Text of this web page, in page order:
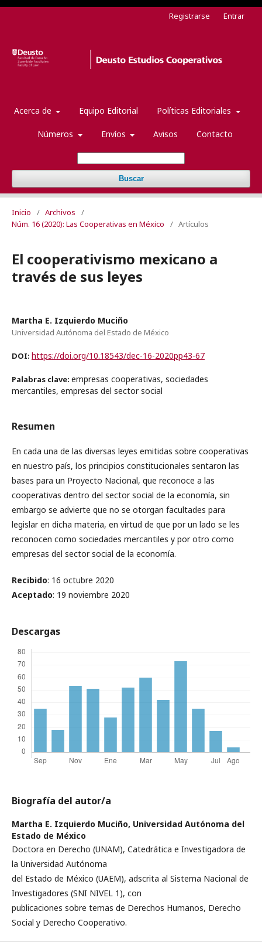
Acerca de Equipo Editorial Políticas Editoriales
Números Envíos Avisos Contacto
Buscar
Registrarse Entrar
Inicio / Archivos
/
Núm. 16 (2020): Las Cooperativas en México
/ Artículos
El cooperativismo mexicano a
través de sus leyes
Martha E. Izquierdo Muciño
Universidad Autónoma del Estado de México
DOI: https://doi.org/10.18543/dec-16-2020pp43-67
Palabras clave: empresas cooperativas, sociedades
mercantiles, empresas del sector social
Resumen
En cada una de las diversas leyes emitidas sobre cooperativas
en nuestro país, los principios constitucionales sentaron las
bases para un Proyecto Nacional, que reconoce a las
cooperativas dentro del sector social de la economía, sin
embargo se advierte que no se otorgan facultades para
legislar en dicha materia, en virtud de que por un lado se les
reconocen como sociedades mercantiles y por otro como
empresas del sector social de la economía.
Recibido: 16 octubre 2020
Aceptado: 19 noviembre 2020
Descargas
Biografía del autor/a
Martha E. Izquierdo Muciño, Universidad Autónoma del
Estado de México
Doctora en Derecho (UNAM), Catedrática e Investigadora de
la Universidad Autónoma
del Estado de México (UAEM), adscrita al Sistema Nacional de
Investigadores (SNI NIVEL 1), con
publicaciones sobre temas de Derechos Humanos, Derecho
Social y Derecho Cooperativo.